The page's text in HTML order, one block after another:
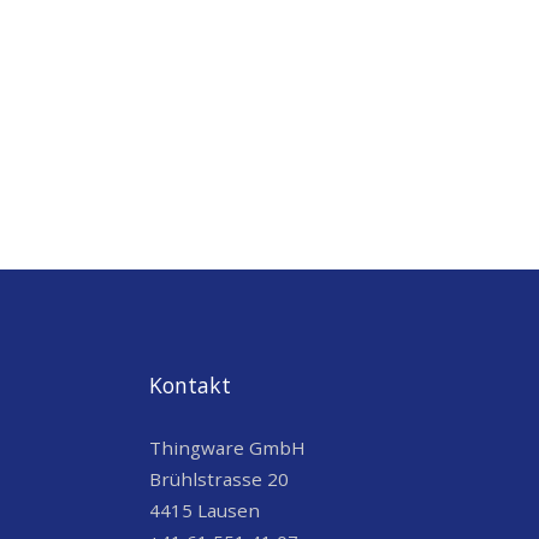
Kontakt
Thingware GmbH
Brühlstrasse 20
4415 Lausen